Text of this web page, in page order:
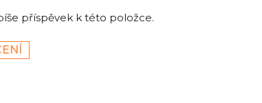
příspěvek k této položce.